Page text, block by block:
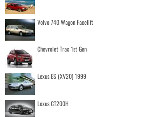
Volvo 740 Wagon Facelift
Chevrolet Trax 1st Gen
Lexus ES (XV20) 1999
Lexus CT200H